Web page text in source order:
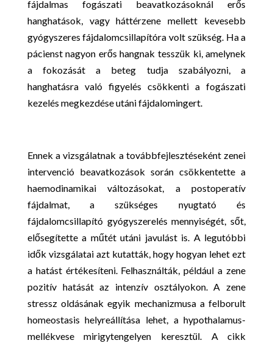
fájdalmas fogászati beavatkozásoknál erős
hanghatások, vagy háttérzene mellett kevesebb
gyógyszeres fájdalomcsillapítóra volt szükség. Ha a
pácienst nagyon erős hangnak tesszük ki, amelynek
a fokozását a beteg tudja szabályozni, a
hanghatásra való figyelés csökkenti a fogászati
kezelés megkezdése utáni fájdalomingert.
Ennek a vizsgálatnak a továbbfejlesztéseként zenei
intervenció beavatkozások során csökkentette a
haemodinamikai változásokat, a postoperatív
fájdalmat, a szükséges nyugtató és
fájdalomcsillapító gyógyszerelés mennyiségét, sőt,
elősegítette a műtét utáni javulást is. A legutóbbi
idők vizsgálatai azt kutatták, hogy hogyan lehet ezt
a hatást értékesíteni. Felhasználták, például a zene
pozitív hatását az intenzív osztályokon. A zene
stressz oldásának egyik mechanizmusa a felborult
homeostasis helyreállítása lehet, a hypothalamus-
mellékvese mirigytengelyen keresztül. A cikk